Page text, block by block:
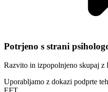
Potrjeno s strani
Razvito in izpopolnjeno skupaj z
Uporabljamo z dokazi podprte
EFT.